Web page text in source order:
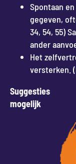
Spontaan
gegeven,
34, 54, 55)
ander
Het
versterken.
Suggesties
mogelijk